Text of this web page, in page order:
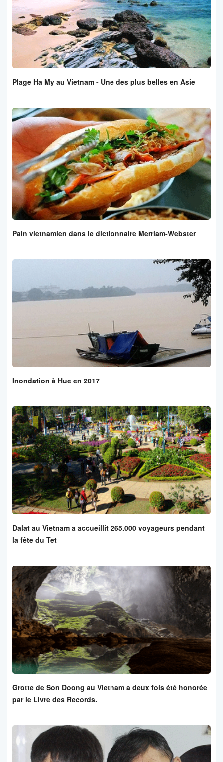
Plage Ha My au Vietnam - Une des plus belles en Asie
Pain vietnamien dans le dictionnaire Merriam-Webster
Inondation à Hue en 2017
Dalat au Vietnam a accueillit 265.000 voyageurs pendant
la fête du Tet
Grotte de Son Doong au Vietnam a deux fois été honorée
par le Livre des Records.